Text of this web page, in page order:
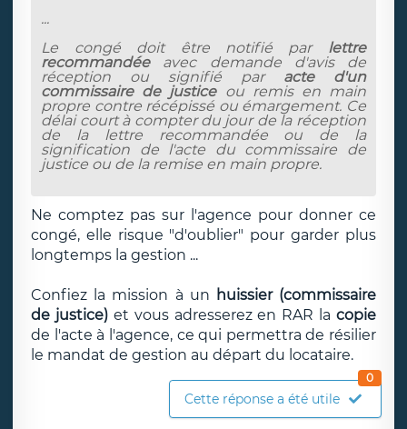
...
Le congé doit être notifié par lettre
recommandéeavec demande d'avis de
réception ou signifié par acte d'un
commissaire de justiceou remis en main
propre contre récépissé ou émargement. Ce
délai court à compter du jour de la réception
de la lettre recommandée ou de la
signification de l'acte du commissaire de
justice ou de la remise en main propre.
Ne comptez pas sur l'agence pour donner ce
congé, elle risque "d'oublier" pour garder plus
longtemps la gestion ...
Confiez la mission à un huissier (commissaire
de justice)et vous adresserez en RAR la copie
de l'acte à l'agence, ce qui permettra de résilier
le mandat de gestion au départ du locataire.
Cette réponse a été utile
0